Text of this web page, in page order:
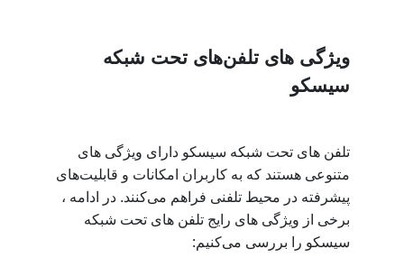
ویژگی های تلفن‌های تحت شبکه
سیسکو
تلفن‌ های تحت شبکه سیسکو دارای ویژگی‌ های
متنوعی هستند که به کاربران امکانات و قابلیت‌های
پیشرفته در محیط تلفنی فراهم می‌کنند. در ادامه ،
برخی از ویژگی‌ های رایج تلفن‌ های تحت شبکه
سیسکو را بررسی می‌کنیم: